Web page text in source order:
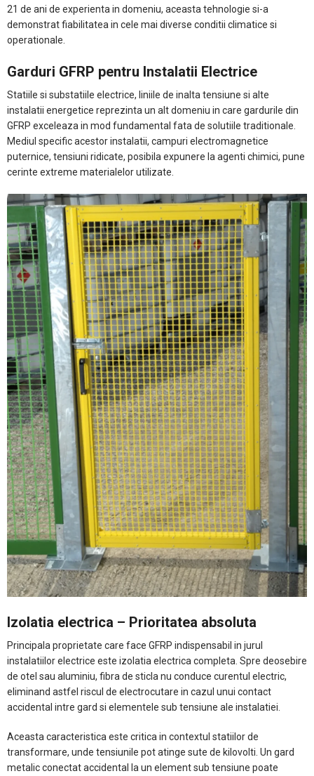
21 de ani de experienta in domeniu, aceasta tehnologie si-a
demonstrat fiabilitatea in cele mai diverse conditii climatice si
operationale.
Garduri GFRP pentru Instalatii Electrice
Statiile si substatiile electrice, liniile de inalta tensiune si alte
instalatii energetice reprezinta un alt domeniu in care gardurile din
GFRP exceleaza in mod fundamental fata de solutiile traditionale.
Mediul specific acestor instalatii, campuri electromagnetice
puternice, tensiuni ridicate, posibila expunere la agenti chimici, pune
cerinte extreme materialelor utilizate.
Izolatia electrica – Prioritatea absoluta
Principala proprietate care face GFRP indispensabil in jurul
instalatiilor electrice este izolatia electrica completa. Spre deosebire
de otel sau aluminiu, fibra de sticla nu conduce curentul electric,
eliminand astfel riscul de electrocutare in cazul unui contact
accidental intre gard si elementele sub tensiune ale instalatiei.
Aceasta caracteristica este critica in contextul statiilor de
transformare, unde tensiunile pot atinge sute de kilovolti. Un gard
metalic conectat accidental la un element sub tensiune poate